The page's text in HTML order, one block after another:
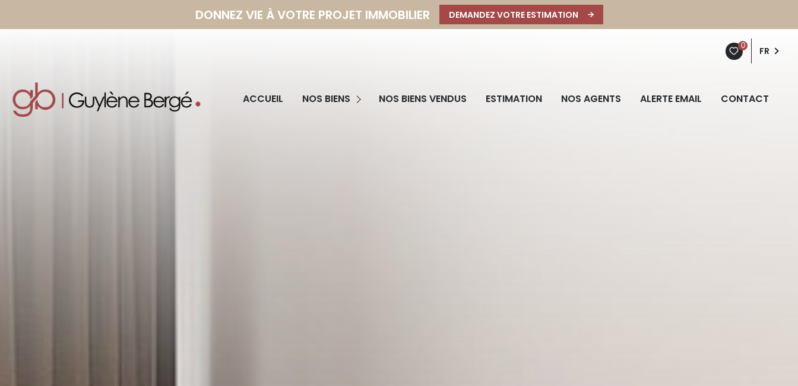
DONNEZ VIE À VOTRE PROJET IMMOBILIER DEMANDEZ VOTRE ESTIMATION
0 FR
ACCUEIL NOS BIENS
Programmes Neufs NOS BIENS VENDUS ESTIMATION NOS AGENTS ALERTE EMAIL CONTACT